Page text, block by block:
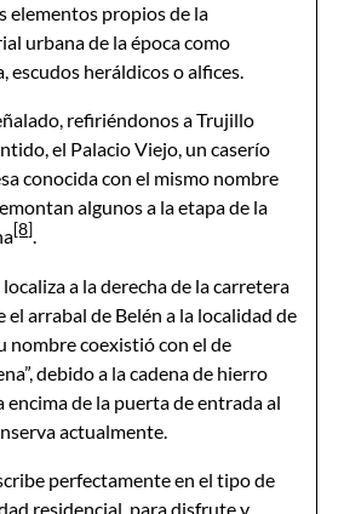
elementos propios de la
urbana de la época como
escudos heráldicos o alfices.
refiriéndonos a Trujillo
el Palacio Viejo, un caserío
conocida con el mismo nombre
algunos a la etapa de la
[8].
a la derecha de la carretera
el arrabal de Belén a la localidad de
nombre coexistió con el de
debido a la cadena de hierro
de la puerta de entrada al
actualmente.
perfectamente en el tipo de
residencial, para disfrute y